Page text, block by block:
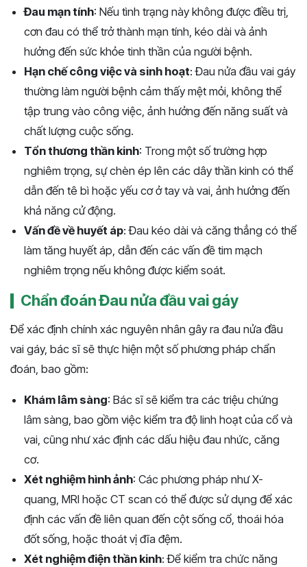
Đau mạn tính: Nếu tình trạng này không được điều trị,
cơn đau có thể trở thành mạn tính, kéo dài và ảnh
hưởng đến sức khỏe tinh thần của người bệnh.
Hạn chế công việc và sinh hoạt: Đau nửa đầu vai gáy
thường làm người bệnh cảm thấy mệt mỏi, không thể
tập trung vào công việc, ảnh hưởng đến năng suất và
chất lượng cuộc sống.
Tổn thương thần kinh: Trong một số trường hợp
nghiêm trọng, sự chèn ép lên các dây thần kinh có thể
dẫn đến tê bì hoặc yếu cơ ở tay và vai, ảnh hưởng đến
khả năng cử động.
Vấn đề về huyết áp: Đau kéo dài và căng thẳng có thể
làm tăng huyết áp, dẫn đến các vấn đề tim mạch
nghiêm trọng nếu không được kiểm soát.
Chẩn đoán Đau nửa đầu vai gáy
Để xác định chính xác nguyên nhân gây ra đau nửa đầu
vai gáy, bác sĩ sẽ thực hiện một số phương pháp chẩn
đoán, bao gồm:
Khám lâm sàng: Bác sĩ sẽ kiểm tra các triệu chứng
lâm sàng, bao gồm việc kiểm tra độ linh hoạt của cổ và
vai, cũng như xác định các dấu hiệu đau nhức, căng
cơ.
Xét nghiệm hình ảnh: Các phương pháp như X-
quang, MRI hoặc CT scan có thể được sử dụng để xác
định các vấn đề liên quan đến cột sống cổ, thoái hóa
đốt sống, hoặc thoát vị đĩa đệm.
Xét nghiệm điện thần kinh: Để kiểm tra chức năng